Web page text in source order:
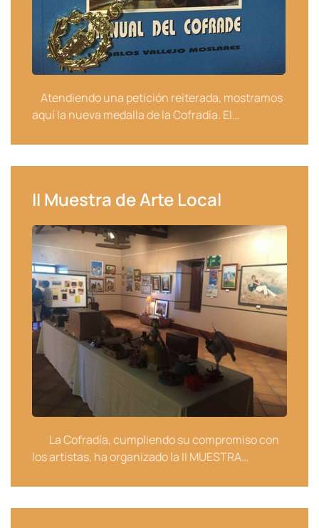
Atendiendo una petición reiterada, mostramos
aquí la nueva medalla de la Cofradía. El…
II Muestra de Arte Local
La Cofradía, cumpliendo su compromiso con
los artistas, ha organizado la II MUESTRA…